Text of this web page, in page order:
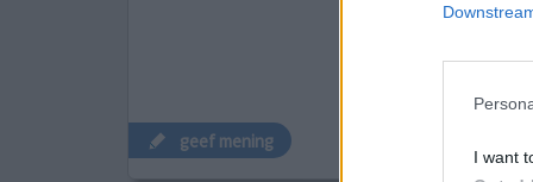
I want
geef mening